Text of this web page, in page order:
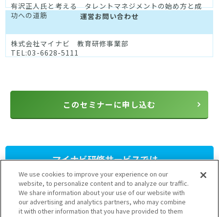
有沢正人氏と考える タレントマネジメントの始め方と成
功への道筋
運営お問い合わせ
株式会社マイナビ 教育研修事業部
TEL:03-6628-5111
このセミナーに申し込む
マイナビ研修サービスでは、
人材育成研修プログラムを
提供しています。
さまざまなニーズに応じたプランをご用意しておりますのでお気軽
にお問い合わせください。
We use cookies to improve your experience on our
website, to personalize content and to analyze our traffic.
We share information about your use of our website with
our advertising and analytics partners, who may combine
it with other information that you have provided to them